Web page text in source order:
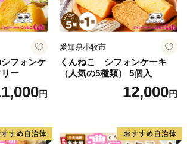
フォンケ
ー
円
愛知県小牧市
くんねこ シフォンケーキ
（人気の5種類） 5個入
12,000円